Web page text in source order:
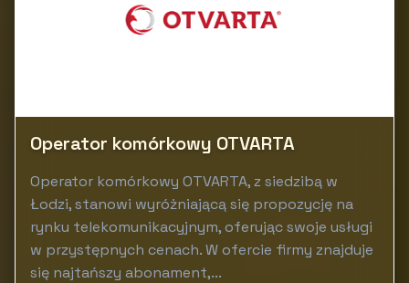
Operator komórkowy OTVARTA
Operator komórkowy OTVARTA, z siedzibą w
Łodzi, stanowi wyróżniającą się propozycję na
rynku telekomunikacyjnym, oferując swoje usługi
w przystępnych cenach. W ofercie firmy znajduje
się najtańszy abonament,...